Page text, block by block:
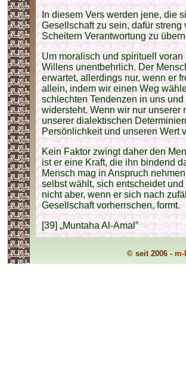
In diesem Vers werden jene, die
Gesellschaft zu sein, dafür
Scheitern Verantwortung zu
Um moralisch und spirituell
Willens unentbehrlich. Der
erwartet, allerdings nur, wenn er
allein, indem wir einen Weg
schlechten Tendenzen in uns
widersteht. Wenn wir nur
unserer dialektischen
Persönlichkeit und unseren Wert
Kein Faktor zwingt daher den
ist er eine Kraft, die ihn bindend
Mensch mag in Anspruch
selbst wählt, sich entscheidet
nicht aber, wenn er sich nach
Gesellschaft vorherrschen, formt.
[39] „Muntaha Al-Amal”
© seit 2006 - m-